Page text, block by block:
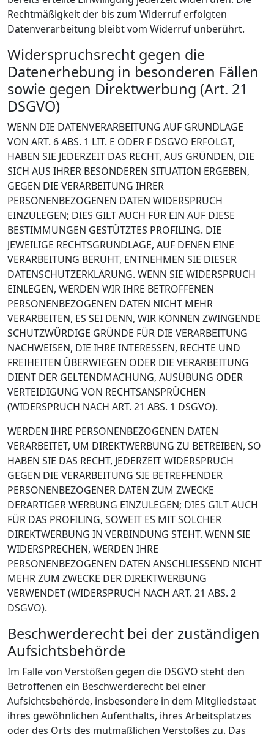
Rechtmäßigkeit der bis zum Widerruf erfolgten
Datenverarbeitung bleibt vom Widerruf unberührt.
Widerspruchsrecht gegen die
Datenerhebung in besonderen Fällen
sowie gegen Direktwerbung (Art. 21
DSGVO)
WENN DIE DATENVERARBEITUNG AUF GRUNDLAGE
VON ART. 6 ABS. 1 LIT. E ODER F DSGVO ERFOLGT,
HABEN SIE JEDERZEIT DAS RECHT, AUS GRÜNDEN, DIE
SICH AUS IHRER BESONDEREN SITUATION ERGEBEN,
GEGEN DIE VERARBEITUNG IHRER
PERSONENBEZOGENEN DATEN WIDERSPRUCH
EINZULEGEN; DIES GILT AUCH FÜR EIN AUF DIESE
BESTIMMUNGEN GESTÜTZTES PROFILING. DIE
JEWEILIGE RECHTSGRUNDLAGE, AUF DENEN EINE
VERARBEITUNG BERUHT, ENTNEHMEN SIE DIESER
DATENSCHUTZERKLÄRUNG. WENN SIE WIDERSPRUCH
EINLEGEN, WERDEN WIR IHRE BETROFFENEN
PERSONENBEZOGENEN DATEN NICHT MEHR
VERARBEITEN, ES SEI DENN, WIR KÖNNEN ZWINGENDE
SCHUTZWÜRDIGE GRÜNDE FÜR DIE VERARBEITUNG
NACHWEISEN, DIE IHRE INTERESSEN, RECHTE UND
FREIHEITEN ÜBERWIEGEN ODER DIE VERARBEITUNG
DIENT DER GELTENDMACHUNG, AUSÜBUNG ODER
VERTEIDIGUNG VON RECHTSANSPRÜCHEN
(WIDERSPRUCH NACH ART. 21 ABS. 1 DSGVO).
WERDEN IHRE PERSONENBEZOGENEN DATEN
VERARBEITET, UM DIREKTWERBUNG ZU BETREIBEN, SO
HABEN SIE DAS RECHT, JEDERZEIT WIDERSPRUCH
GEGEN DIE VERARBEITUNG SIE BETREFFENDER
PERSONENBEZOGENER DATEN ZUM ZWECKE
DERARTIGER WERBUNG EINZULEGEN; DIES GILT AUCH
FÜR DAS PROFILING, SOWEIT ES MIT SOLCHER
DIREKTWERBUNG IN VERBINDUNG STEHT. WENN SIE
WIDERSPRECHEN, WERDEN IHRE
PERSONENBEZOGENEN DATEN ANSCHLIESSEND NICHT
MEHR ZUM ZWECKE DER DIREKTWERBUNG
VERWENDET (WIDERSPRUCH NACH ART. 21 ABS. 2
DSGVO).
Beschwerde­recht bei der zuständigen
Aufsichts­behörde
Im Falle von Verstößen gegen die DSGVO steht den
Betroffenen ein Beschwerderecht bei einer
Aufsichtsbehörde, insbesondere in dem Mitgliedstaat
ihres gewöhnlichen Aufenthalts, ihres Arbeitsplatzes
oder des Orts des mutmaßlichen Verstoßes zu. Das